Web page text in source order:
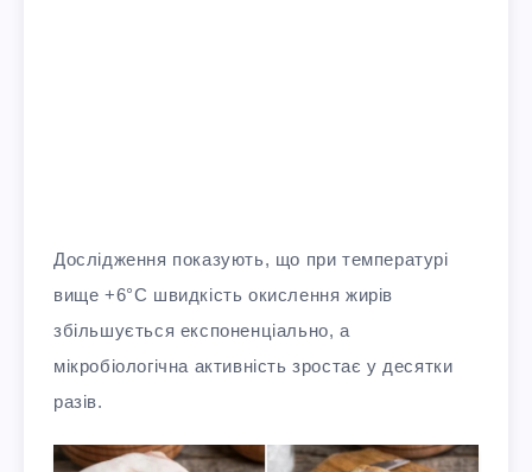
Дослідження показують, що при температурі
вище +6°C швидкість окислення жирів
збільшується експоненціально, а
мікробіологічна активність зростає у десятки
разів.